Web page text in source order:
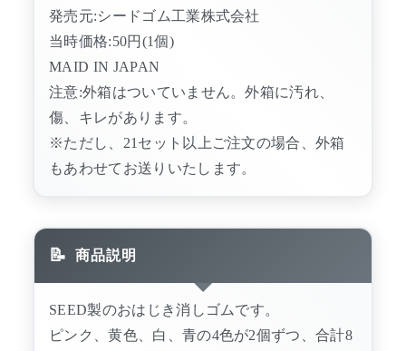
発売元:シードゴム工業株式会社
当時価格:50円(1個)
MAID IN JAPAN
注意:外箱はついていません。外箱に汚れ、
傷、キレがあります。
※ただし、21セット以上ご注文の場合、外箱
もあわせてお送りいたします。
商品説明
SEED製のおはじき消しゴムです。
ピンク、黄色、白、青の4色が2個ずつ、合計8